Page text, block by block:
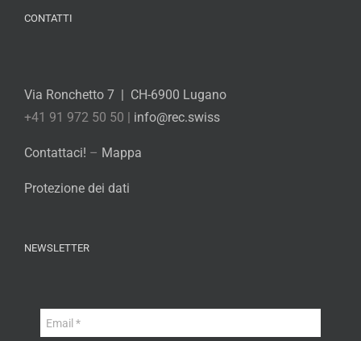
CONTATTI
Via Ronchetto 7 | CH-6900 Lugano
+41 91 972 50 50 | info@rec.swiss
Contattaci! – Mappa
Protezione dei dati
NEWSLETTER